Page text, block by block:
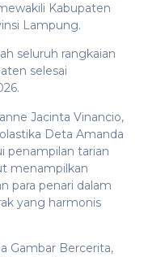
Kabupaten
Lampung.
seluruh rangkaian
selesai
Jacinta Vinancio,
Deta Amanda
penampilan tarian
menampilkan
para penari dalam
yang harmonis
Gambar Bercerita,